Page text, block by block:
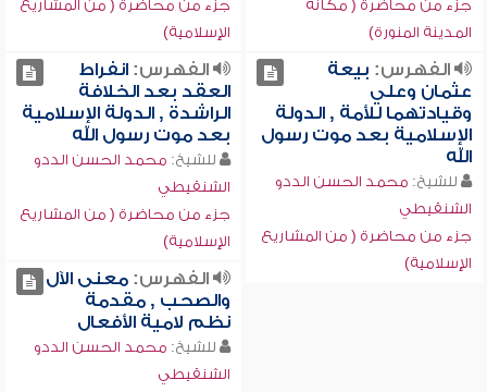
جزء من محاضرة ( مكانة
المدينة المنورة)
جزء من محاضرة ( من المشاريع
الإسلامية)
الفهرس: بيعة
عثمان وعلي
وقيادتهما للأمة , الدولة
الإسلامية بعد موت رسول
الله
للشيخ: محمد الحسن الددو
الشنقيطي
جزء من محاضرة ( من المشاريع
الإسلامية)
الفهرس:انفراط
العقد بعد الخلافة
الراشدة , الدولة الإسلامية
بعد موت رسول الله
للشيخ: محمد الحسن الددو
الشنقيطي
جزء من محاضرة ( من المشاريع
الإسلامية)
الفهرس:معنى الآل
والصحب , مقدمة
نظم لامية الأفعال
للشيخ: محمد الحسن الددو
الشنقيطي